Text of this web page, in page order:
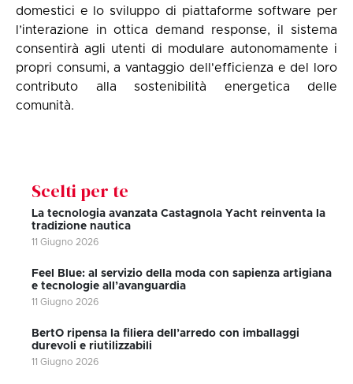
domestici e lo sviluppo di piattaforme software per
l’interazione in ottica demand response, il sistema
consentirà agli utenti di modulare autonomamente i
propri consumi, a vantaggio dell'efficienza e del loro
contributo alla sostenibilità energetica delle
comunità.
Scelti per te
La tecnologia avanzata Castagnola Yacht reinventa la
tradizione nautica
11 Giugno 2026
Feel Blue: al servizio della moda con sapienza artigiana
e tecnologie all’avanguardia
11 Giugno 2026
BertO ripensa la filiera dell’arredo con imballaggi
durevoli e riutilizzabili
11 Giugno 2026